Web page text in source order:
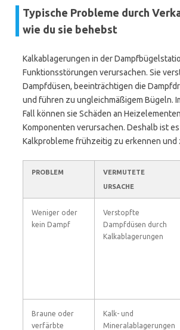
Typische Probleme durch
wie du sie behebst
Kalkablagerungen in der
Funktionsstörungen verursachen. Sie
Dampfdüsen, beeinträchtigen die
und führen zu ungleichmäßigem Bügeln.
Fall können sie Schäden an
Komponenten verursachen. Deshalb ist
Kalkprobleme frühzeitig zu erkennen und
PROBLEM
VERMUTETE
URSACHE
Weniger oder
kein Dampf
Verstopfte
Dampfdüsen durch
Kalkablagerungen
Braune oder
verfärbte
Kalk- und
Mineralablagerungen